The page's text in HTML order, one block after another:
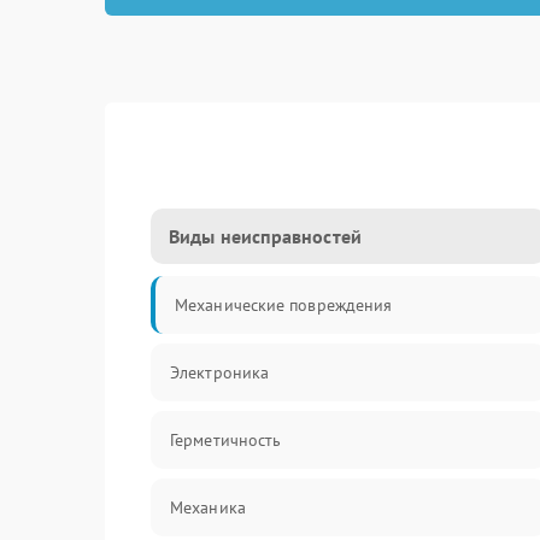
Виды неисправностей
Механические повреждения
Электроника
Герметичность
Механика